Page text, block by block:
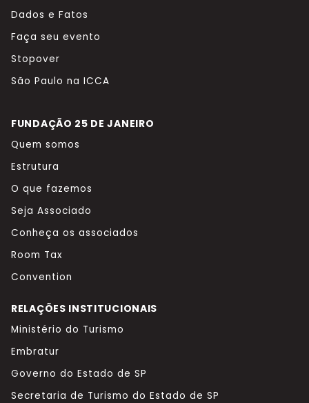
Dados e Fatos
Faça seu evento
Stopover
São Paulo na ICCA
FUNDAÇÃO 25 DE JANEIRO
Quem somos
Estrutura
O que fazemos
Seja Associado
Conheça os associados
Room Tax
Convention
RELAÇÕES INSTITUCIONAIS
Ministério do Turismo
Embratur
Governo do Estado de SP
Secretaria de Turismo do Estado de SP